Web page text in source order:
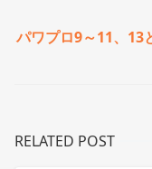
パワプロ9～11、13
RELATED POST